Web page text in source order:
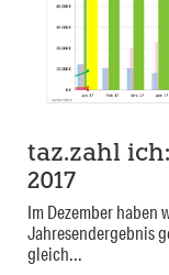
taz.zahl
2017
Im Dezember haben
Jahresendergebnis
gleich...